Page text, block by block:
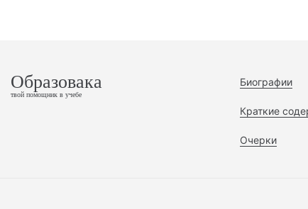
Образовака
твой помощник в учебе
Биографии
Краткие
Очерки